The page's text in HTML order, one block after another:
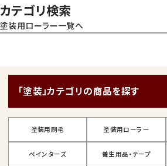
カテゴリ検索
塗装用ローラー一覧へ
「塗装」カテゴリの商品を探す
塗装用刷毛 塗装用ローラー
ペインターズ 養生用品・テープ